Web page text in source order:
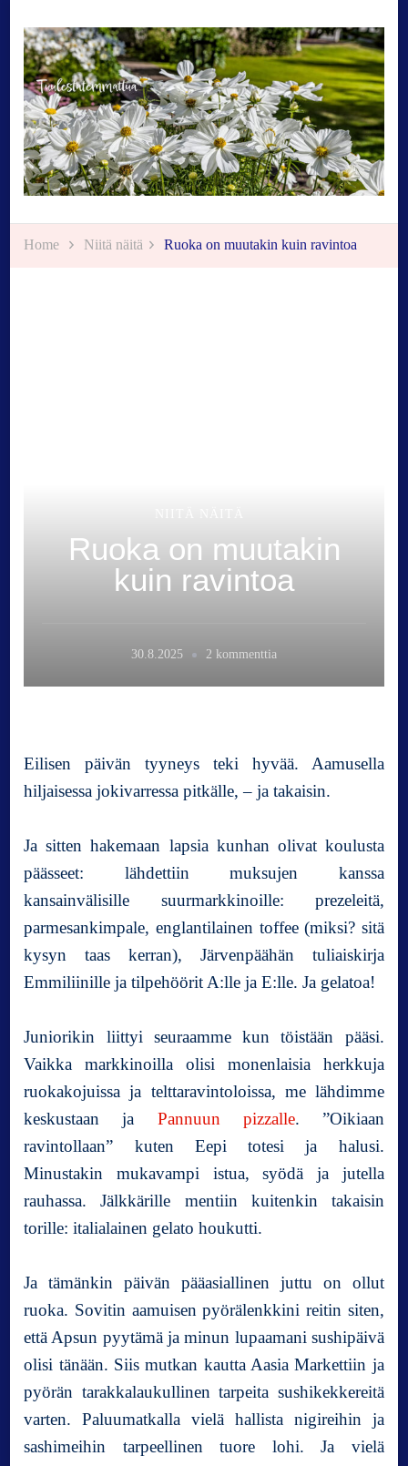
Tuulestatemmattua
Home Niitä näitä Ruoka on muutakin kuin ravintoa
Ruoka on muutakin
kuin ravintoa
30.8.2025 2 kommenttia
k
l
i
R
u
o
k
o
m
u
a
i
n
k
i
n
t
a
Eilisen päivän tyyneys teki hyvää. Aamusella
hiljaisessa jokivarressa pitkälle, – ja takaisin.
Ja sitten hakemaan lapsia kunhan olivat koulusta
päässeet: lähdettiin muksujen kanssa
kansainvälisille suurmarkkinoille: prezeleitä,
parmesankimpale, englantilainen toffee (miksi? sitä
kysyn taas kerran), Järvenpäähän tuliaiskirja
Emmiliinille ja tilpehöörit A:lle ja E:lle. Ja gelatoa!
Juniorikin liittyi seuraamme kun töistään pääsi.
Vaikka markkinoilla olisi monenlaisia herkkuja
ruokakojuissa ja telttaravintoloissa, me lähdimme
keskustaan ja Pannuun pizzalle. ”Oikiaan
ravintollaan” kuten Eepi totesi ja halusi.
Minustakin mukavampi istua, syödä ja jutella
rauhassa. Jälkkärille mentiin kuitenkin takaisin
torille: italialainen gelato houkutti.
Ja tämänkin päivän pääasiallinen juttu on ollut
ruoka. Sovitin aamuisen pyörälenkkini reitin siten,
että Apsun pyytämä ja minun lupaamani sushipäivä
olisi tänään. Siis mutkan kautta Aasia Markettiin ja
pyörän tarakkalaukullinen tarpeita sushikekkereitä
varten. Paluumatkalla vielä hallista nigireihin ja
sashimeihin tarpeellinen tuore lohi. Ja vielä